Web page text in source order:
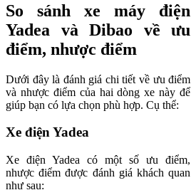
So sánh xe máy điện
Yadea và Dibao về ưu
điểm, nhược điểm
Dưới đây là đánh giá chi tiết về ưu điểm
và nhược điểm của hai dòng xe này để
giúp bạn có lựa chọn phù hợp. Cụ thể:
Xe điện Yadea
Xe điện Yadea có một số ưu điểm,
nhược điểm được đánh giá khách quan
như sau: